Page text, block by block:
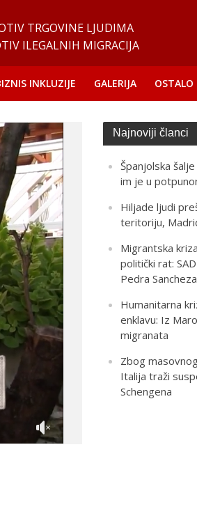
TRGOVINE LJUDIMA
ILEGALNIH MIGRACIJA
INKLUZIJE GALERIJA OSTALO
Najnoviji članci
Španjolska
im je u
Hiljade ljudi
teritoriju,
Migrantska
politički rat:
Pedra Sancheza
Humanitarna
enklavu: Iz
migranata
Zbog
Italija traži
Schengena